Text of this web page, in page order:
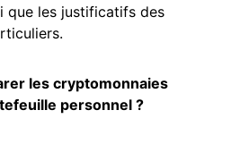
que les justificatifs des
les cryptomonnaies
personnel ?